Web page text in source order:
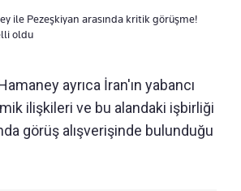
ile Pezeşkiyan arasında kritik görüşme!
oldu
ayrıca İran'ın yabancı
ilişkileri ve bu alandaki işbirliği
görüş alışverişinde bulunduğu